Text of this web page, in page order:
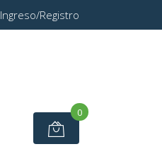
Ingreso/Registro
0